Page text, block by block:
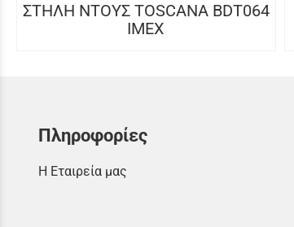
ΣΤΗΛΗ ΝΤΟΥΣ TOSCANA BDT064
IMEX
Πληροφορίες
Η Εταιρεία μας